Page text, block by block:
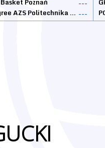
---
Weegree AZS Politechnika Opolska ---